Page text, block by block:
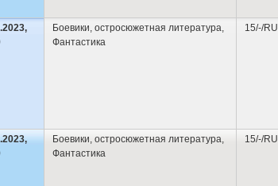
Боевики, остросюжетная литература
Фантастика
15/-/RU
Боевики, остросюжетная литература
Фантастика
15/-/RU